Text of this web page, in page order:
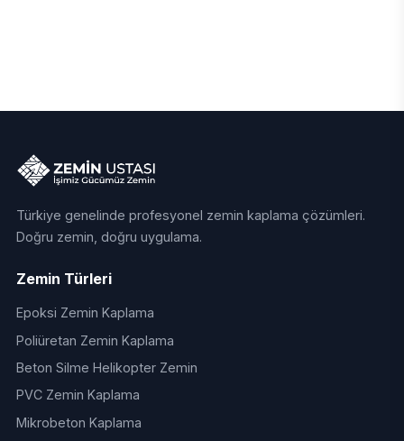
Türkiye genelinde profesyonel zemin kaplama çözümleri.
Doğru zemin, doğru uygulama.
Zemin Türleri
Epoksi Zemin Kaplama
Poliüretan Zemin Kaplama
Beton Silme Helikopter Zemin
PVC Zemin Kaplama
Mikrobeton Kaplama